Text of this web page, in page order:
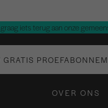
iets terug aan onze
GRATIS
OVER ONS